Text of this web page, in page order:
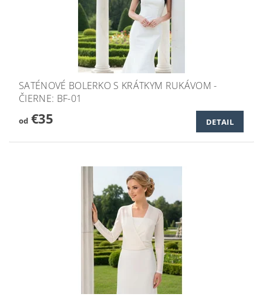
SATÉNOVÉ BOLERKO S KRÁTKYM RUKÁVOM -
ČIERNE: BF-01
od€35 DETAIL